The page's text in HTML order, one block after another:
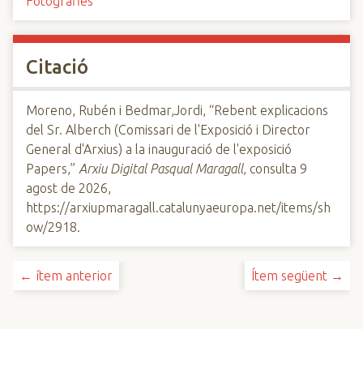
Citació
Moreno, Rubén i Bedmar,Jordi, “Rebent explicacions
del Sr. Alberch (Comissari de l'Exposició i Director
General d'Arxius) a la inauguració de l'exposició
Papers,” Arxiu Digital Pasqual Maragall, consulta 9
agost de 2026,
https://arxiupmaragall.catalunyaeuropa.net/items/sh
ow/2918.
← ítem anterior Ítem següent →